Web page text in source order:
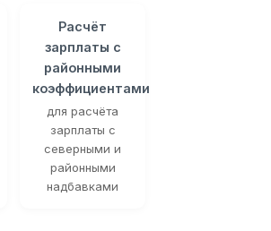
Расчёт
зарплаты с
районными
коэффициентами
для расчёта
зарплаты с
северными и
районными
надбавками